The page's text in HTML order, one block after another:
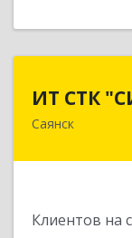
ИТ СТК
Саянск
Клиентов на
666303,